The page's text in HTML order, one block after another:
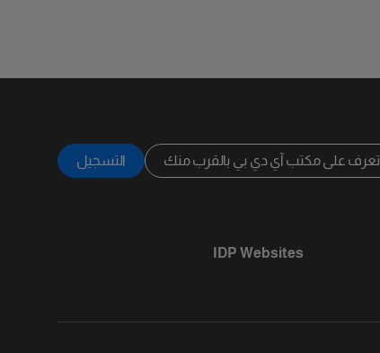
تعرف على مكتب آي دي بي بالقرب منك التسجيل
IDP Websites